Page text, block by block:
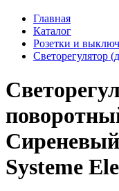
Главная
Каталог
Розетки и
Светорегулятор
Systeme